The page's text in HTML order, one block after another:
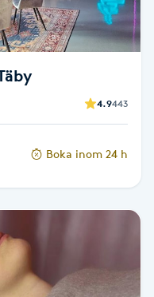
4.9443
Boka inom 24 h